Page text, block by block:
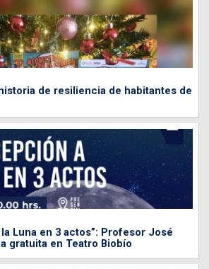
de resiliencia de habitantes de
Luna en 3 actos”: Profesor José
gratuita en Teatro Biobío